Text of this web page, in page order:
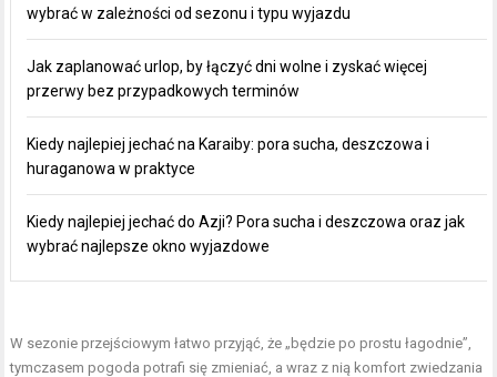
wybrać w zależności od sezonu i typu wyjazdu
Jak zaplanować urlop, by łączyć dni wolne i zyskać więcej
przerwy bez przypadkowych terminów
Kiedy najlepiej jechać na Karaiby: pora sucha, deszczowa i
huraganowa w praktyce
Kiedy najlepiej jechać do Azji? Pora sucha i deszczowa oraz jak
wybrać najlepsze okno wyjazdowe
W sezonie przejściowym łatwo przyjąć, że „będzie po prostu łagodnie”,
tymczasem pogoda potrafi się zmieniać, a wraz z nią komfort zwiedzania